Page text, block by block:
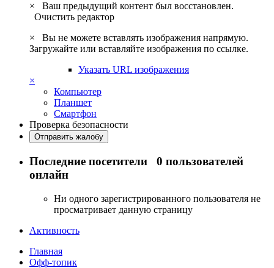
×
Ваш предыдущий контент был восстановлен.
Очистить редактор
×
Вы не можете вставлять изображения напрямую.
Загружайте или вставляйте изображения по ссылке.
Указать URL изображения
×
Компьютер
Планшет
Смартфон
Проверка безопасности
Отправить жалобу
Последние посетители 0 пользователей
онлайн
Ни одного зарегистрированного пользователя не
просматривает данную страницу
Активность
Главная
Офф-топик